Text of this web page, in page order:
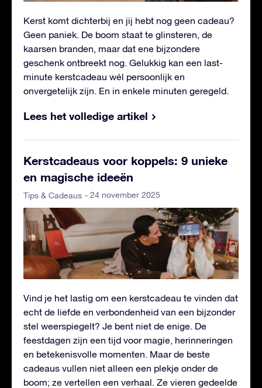
Kerst komt dichterbij en jij hebt nog geen cadeau?
Geen paniek. De boom staat te glinsteren, de
kaarsen branden, maar dat ene bijzondere
geschenk ontbreekt nog. Gelukkig kan een last-
minute kerstcadeau wél persoonlijk en
onvergetelijk zijn. En in enkele minuten geregeld.
Lees het volledige artikel
Kerstcadeaus voor koppels: 9 unieke
en magische ideeën
Tips & Cadeaus - 24 november 2025
Vind je het lastig om een kerstcadeau te vinden dat
echt de liefde en verbondenheid van een bijzonder
stel weerspiegelt? Je bent niet de enige. De
feestdagen zijn een tijd voor magie, herinneringen
en betekenisvolle momenten. Maar de beste
cadeaus vullen niet alleen een plekje onder de
boom; ze vertellen een verhaal. Ze vieren gedeelde